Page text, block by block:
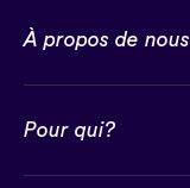
À propos de nous
Pour qui?